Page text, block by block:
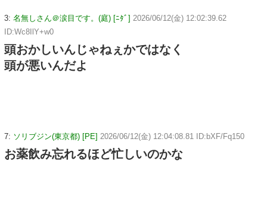
3: 名無しさん＠涙目です。(庭) [ﾆﾀﾞ] 2026/06/12(金) 12:02:39.62
ID:Wc8IlY+w0
頭おかしいんじゃねぇかではなく
頭が悪いんだよ
7: ソリブジン(東京都) [PE] 2026/06/12(金) 12:04:08.81 ID:bXF/Fq150
お薬飲み忘れるほど忙しいのかな